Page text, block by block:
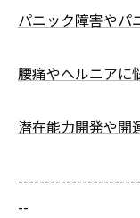
パニック障害やパ
腰痛やヘルニアに
潜在能力開発や開
--